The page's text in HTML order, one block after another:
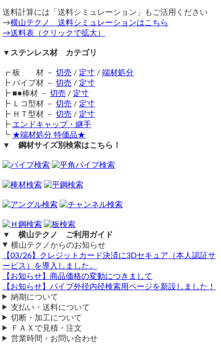
に伴う擦り傷や汚れ・歪み等が発生します事をご了承くださ
い。
商品の返品・交換はお受けできません。
商品購入は自動計算フォームに必要寸法・数量等を入力し、
試算結果を確認後、買い物カートに追加して注文フォームへ
とお進みください。
ご注文メール返信にて送料・振込先等をご連絡いたします。
自動計算フォームでの試算ができない場合や複雑な加工を伴
う品の場合は、メールフォーム（見積依頼・注文依頼）より
お問い合わせください。
⇒ 樹脂キャップ 角パイプ用（内栓タイプ） エンドキャッ
プ
⇒ 溶接用フラットキャップ（ステンレス角パイプ専用）２
ステンレス角パイプ10✖️10で長さ50ミリで50本おいくらになります
でしょうか？
ステンレス 鏡面(#400)研磨 四角パイプSUS304
長さ 50mmを50本分カット費込み（8,000円）
梱包・送料（400円）クロネコゆうパケット便+発送経費共
合計額（8,400円）税込みです。
加工について
お世話になっております。
いで溶接していただく加工は可能ですか？
りますか？
よろしくお願い致します。
ステンレス、25×25×1.5の鏡面パイプの
両端を3mmのステンレスで塞いで溶接して
出来上がりで、920mmが2本分製作材工共（11,000円）
梱包・送料（1,360円）ゆうパック便+発送経費共
お支払い合計額（12,360円）税込みです。
横山テクノ（ 2021/01/06 ）
ｽﾃﾝﾚｽ角ﾊﾟｲﾌﾟ
送料計算には「送料シミュレーション」もご活用ください
→横山テクノ 送料シミュレーションはこちら
→送料表（クリックで拡大）
▼ステンレス材 カテゴリ
┏ 板 材 － 切売 / 定寸 / 端材処分
┣ パイプ材 － 切売 / 定寸
┣ ■●棒材 － 切売 / 定寸
┣ Ｌコ型材 － 切売 / 定寸
┣ ＨＴ型材 － 切売 / 定寸
┣ エンドキャップ・継手
┗ ★端材処分 特価品★
▼ 鋼材サイズ別検索はこちら！
▼ 横山テクノ ご利用ガイド
横山テクノからのお知らせ
【03/26】クレジットカード決済に3Dセキュア（本人認証サ
ービス）を導入しました。
【お知らせ】商品価格の変動につきまして
【お知らせ】パイプ外径内径検索用ページを新設しました！
納期について
支払い・送料について
切断・加工について
ＦＡＸで見積・注文
営業時間・お問い合わせ